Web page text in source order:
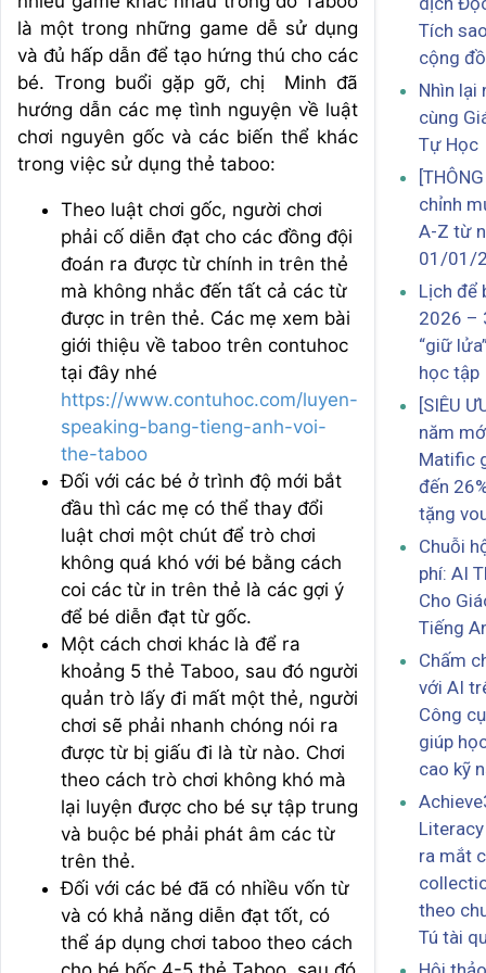
là một trong những game dễ sử dụng
và đủ hấp dẫn để tạo hứng thú cho các
bé. Trong buổi gặp gỡ, chị Minh đã
hướng dẫn các mẹ tình nguyện về luật
chơi nguyên gốc và các biến thể khác
trong việc sử dụng thẻ taboo:
Theo luật chơi gốc, người chơi
phải cố diễn đạt cho các đồng đội
đoán ra được từ chính in trên thẻ
mà không nhắc đến tất cả các từ
được in trên thẻ. Các mẹ xem bài
giới thiệu về taboo trên contuhoc
tại đây nhé
https://www.contuhoc.com/luyen-
speaking-bang-tieng-anh-voi-
the-taboo
Đối với các bé ở trình độ mới bắt
đầu thì các mẹ có thể thay đổi
luật chơi một chút để trò chơi
không quá khó với bé bằng cách
coi các từ in trên thẻ là các gợi ý
để bé diễn đạt từ gốc.
Một cách chơi khác là để ra
khoảng 5 thẻ Taboo, sau đó người
quản trò lấy đi mất một thẻ, người
chơi sẽ phải nhanh chóng nói ra
được từ bị giấu đi là từ nào. Chơi
theo cách trò chơi không khó mà
lại luyện được cho bé sự tập trung
và buộc bé phải phát âm các từ
trên thẻ.
Đối với các bé đã có nhiều vốn từ
và có khả năng diễn đạt tốt, có
thể áp dụng chơi taboo theo cách
Tích
cộng
Nhìn lại
cùng
Tự Học
chỉnh
A-Z từ
01/01/
Lịch để
2026 –
“giữ
học tập
[SIÊU
năm
Matific
đến
tặng
Chuỗi
phí: AI
Cho
Tiếng
Chấm
với AI
Công
giúp
cao kỹ
ra mắt
theo
Tú tài